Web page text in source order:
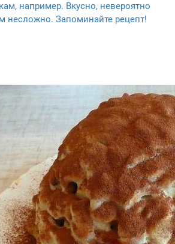
например. Вкусно, невероятно
несложно. Запоминайте рецепт!